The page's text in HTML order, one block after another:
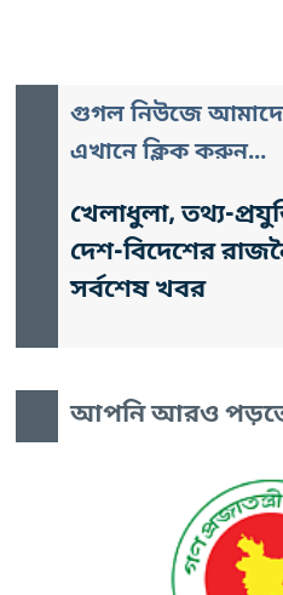
গুগল নিউজে
এখানে ক্লিক করুন...
খেলাধুলা, তথ্য-
দেশ-বিদেশের
সর্বশেষ খবর
আপনি আরও পড়তে